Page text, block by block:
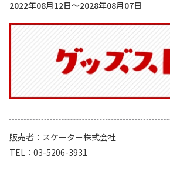
2022年08月12日～2028年08月07日
販売者
スケーター株式会社
TEL
03-5206-3931